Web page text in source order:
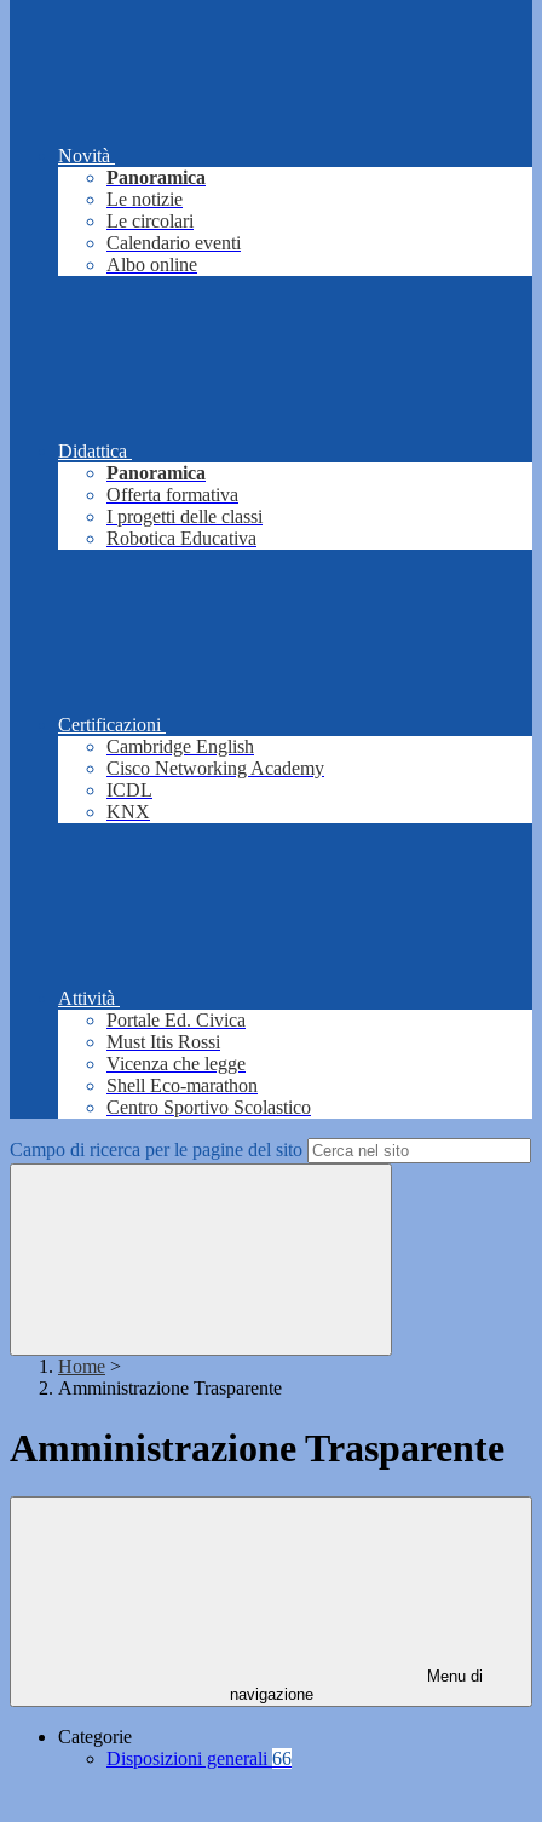
Novità
Panoramica
Le notizie
Le circolari
Calendario eventi
Albo online
Didattica
Panoramica
Offerta formativa
I progetti delle classi
Robotica Educativa
Certificazioni
Cambridge English
Cisco Networking Academy
ICDL
KNX
Attività
Portale Ed. Civica
Must Itis Rossi
Vicenza che legge
Shell Eco-marathon
Centro Sportivo Scolastico
Campo di ricerca per le pagine del sito
Home >
Amministrazione Trasparente
Amministrazione Trasparente
Menu di
navigazione
Categorie
Disposizioni generali 66